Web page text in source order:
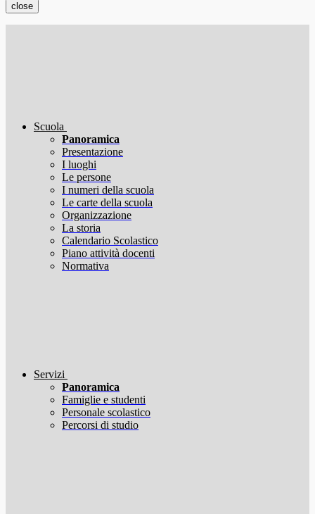
close
Scuola
Panoramica
Presentazione
I luoghi
Le persone
I numeri della scuola
Le carte della scuola
Organizzazione
La storia
Calendario Scolastico
Piano attività docenti
Normativa
Servizi
Panoramica
Famiglie e studenti
Personale scolastico
Percorsi di studio